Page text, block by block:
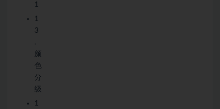
1
1
3
.
颜
色
分
级
1